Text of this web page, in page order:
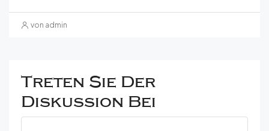
von admin
Treten Sie Der
Diskussion Bei